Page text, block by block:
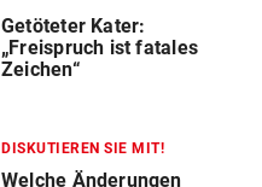
Getöteter Kater:
„Freispruch ist fatales
Zeichen“
DISKUTIEREN SIE MIT!
Welche Änderungen